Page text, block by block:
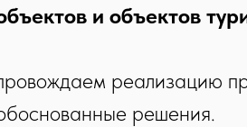
и объектов
реализацию
решения.